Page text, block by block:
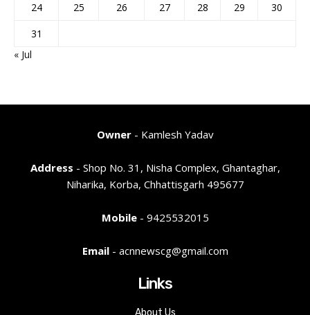
24
25 26 27 28 29
30
31
« Jul
Owner- Kamlesh Yadav
Address - Shop No. 31, Nisha Complex, Ghantaghar,
Niharika, Korba, Chhattisgarh 495677
Mobile- 9425532015
Email- acnnewscg@gmail.com
Links